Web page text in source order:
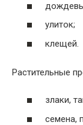
улиток;
клещей.
Растительные
злаки,
семена,